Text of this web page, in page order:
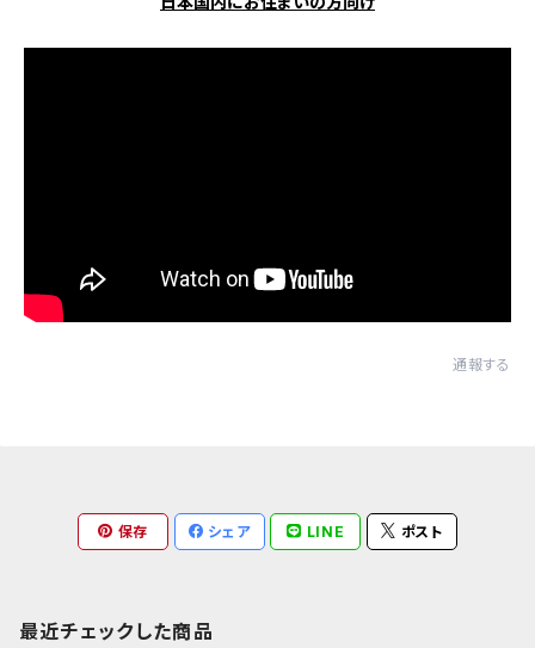
通報する
保存 シェア LINE ポスト
最近チェックした商品